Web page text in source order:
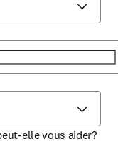
elle vous aider?